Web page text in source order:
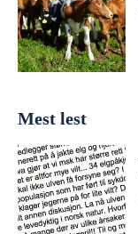
Mest lest